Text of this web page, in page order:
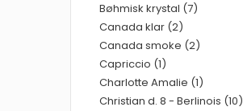
Bøhmisk krystal (7)
Canada klar (2)
Canada smoke (2)
Capriccio (1)
Charlotte Amalie (1)
Christian d. 8 - Berlinois (10)